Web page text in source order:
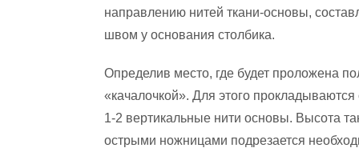
направлению нитей ткани-основы,
швом у основания столбика.
Определив место, где будет проложена
«качалочкой». Для этого
1-2 вертикальные нити основы. Высота
острыми ножницами подрезается